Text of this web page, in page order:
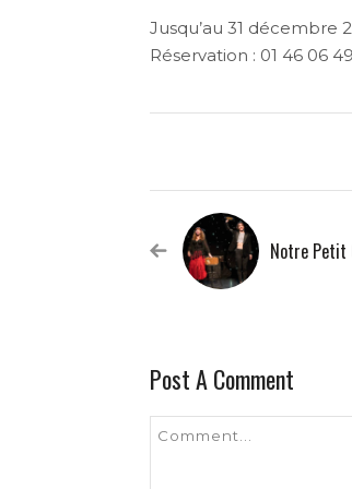
Jusqu’au 31 décembre
Réservation : 01 46 06
Post A Comment